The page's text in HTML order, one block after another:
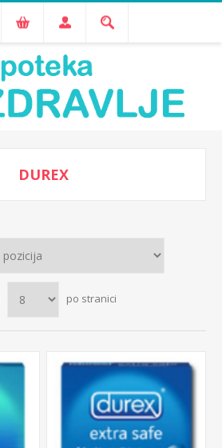
DUREX
po stranici